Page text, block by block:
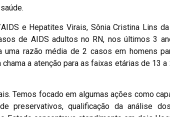
e Hepatites Virais, Sônia Cristina Lins
de AIDS adultos no RN, nos últimos 3
razão média de 2 casos em homens
a atenção para as faixas etárias de 13 a
Temos focado em algumas ações como
preservativos, qualificação da análise